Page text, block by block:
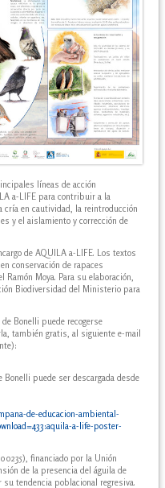
líneas de acción
a-LIFE para contribuir a la
cría en cautividad, la reintroducción
y el aislamiento y corrección de
de AQUILA a-LIFE. Los textos
conservación de rapaces
Moya. Para su elaboración,
Biodiversidad del Ministerio para
Bonelli puede recogerse
también gratis, al siguiente e-mail
puede ser descargada desde
de-educacion-ambiental-
a-life-poster-
financiado por la Unión
de la presencia del águila de
tendencia poblacional regresiva.